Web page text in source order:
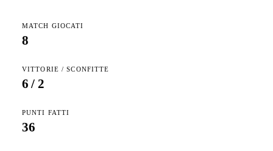
MATCH GIOCATI
8
VITTORIE / SCONFITTE
6 / 2
PUNTI FATTI
36